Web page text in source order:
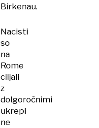
Birkenau.
Nacisti
so
na
Rome
ciljali
z
dolgoročnimi
ukrepi
ne